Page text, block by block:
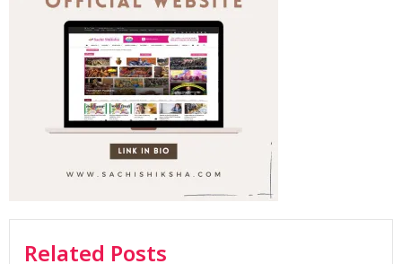
Related Posts